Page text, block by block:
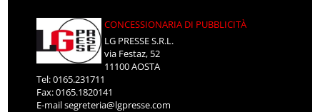
CONCESSIONARIA DI PUBBLICITÀ
LG PRESSE S.R.L.
via Festaz, 52
11100 AOSTA
Tel: 0165.231711
Fax: 0165.1820141
E-mailsegreteria@lgpresse.com